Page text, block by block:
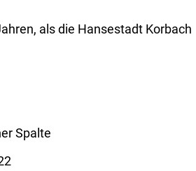
als die Hansestadt Korbach
Spalte